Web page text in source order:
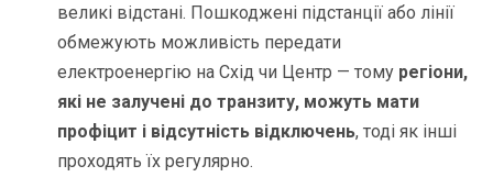
великі відстані. Пошкоджені підстанції або лінії
обмежують можливість передати
електроенергію на Схід чи Центр — тому регіони,
які не залучені до транзиту, можуть мати
профіцит і відсутність відключень, тоді як інші
проходять їх регулярно.